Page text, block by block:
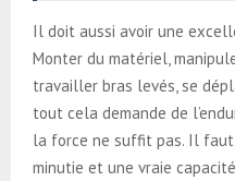
Il doit aussi avoir une
Monter du matériel,
travailler bras levés, se
tout cela demande de
la force ne suffit pas. Il
minutie et une vraie